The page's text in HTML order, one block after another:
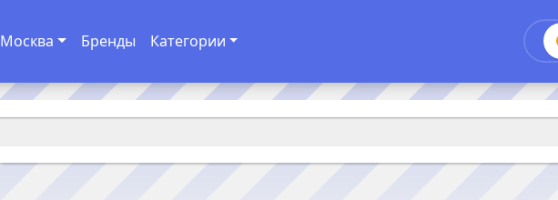
Москва Бренды Категории